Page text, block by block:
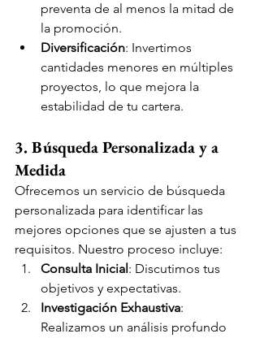
preventa de al menos la mitad de
la promoción.
Diversificación: Invertimos
cantidades menores en múltiples
proyectos, lo que mejora la
estabilidad de tu cartera.
3. Búsqueda Personalizada y a
Medida
Ofrecemos un servicio de búsqueda
personalizada para identificar las
mejores opciones que se ajusten a tus
requisitos. Nuestro proceso incluye:
Consulta Inicial: Discutimos tus
objetivos y expectativas.
Investigación Exhaustiva:
Realizamos un análisis profundo